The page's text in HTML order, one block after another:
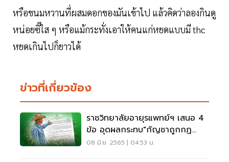
หรือขนมหวานที่ผสมดอกของมันเข้าไป แล้วคิดว่าลองกินดู
หน่อยซิ๊ใส ๆ หรือแม้กระทั่งเอาให้คนแก่หยดแบบมี thc
หยดเกินไปก็ยาวได้
ข่าวที่เกี่ยวข้อง
ราชวิทยาลัยอายุรแพทย์ฯ เสนอ 4
ข้อ อุดผลกระทบ"กัญชาถูกกฏ
หมาย"
08 มิ.ย. 2565 | 04:53 น.